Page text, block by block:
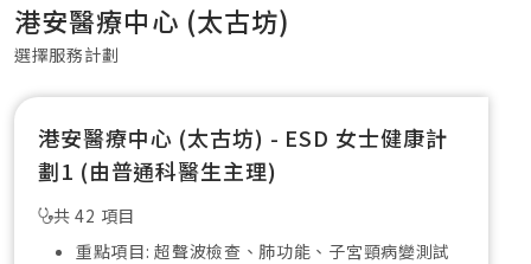
港安醫療中心 (太古坊)
選擇服務計劃
港安醫療中心 (太古坊) - ESD 女士健康計
劃1 (由普通科醫生主理)
共 42 項目
重點項目: 超聲波檢查、肺功能、子宮頸病變測試